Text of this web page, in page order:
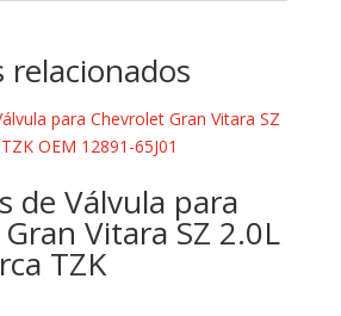
relacionados
de Válvula para
Vitara SZ 2.0L
TZK